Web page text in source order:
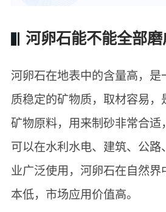
河卵石能不能全部磨
河卵石在地表中的含量高，是
质稳定的矿物质，取材容易，
矿物原料，用来制砂非常合适
可以在水利水电、建筑、公路
业广泛使用，河卵石在自然界
本低，市场应用价值高。